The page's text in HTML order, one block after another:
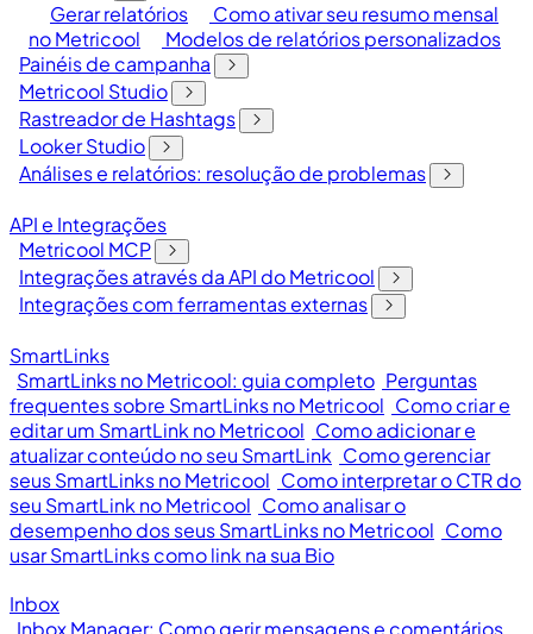
Gerar relatórios
Como ativar seu resumo mensal
no Metricool
Modelos de relatórios personalizados
Painéis de campanha
Metricool Studio
Rastreador de Hashtags
Looker Studio
Análises e relatórios: resolução de problemas
API e Integrações
Metricool MCP
Integrações através da API do Metricool
Integrações com ferramentas externas
SmartLinks
SmartLinks no Metricool: guia completo Perguntas
frequentes sobre SmartLinks no Metricool Como criar e
editar um SmartLink no Metricool Como adicionar e
atualizar conteúdo no seu SmartLink Como gerenciar
seus SmartLinks no Metricool Como interpretar o CTR do
seu SmartLink no Metricool Como analisar o
desempenho dos seus SmartLinks no Metricool Como
usar SmartLinks como link na sua Bio
Inbox
Inbox Manager: Como gerir mensagens e comentários